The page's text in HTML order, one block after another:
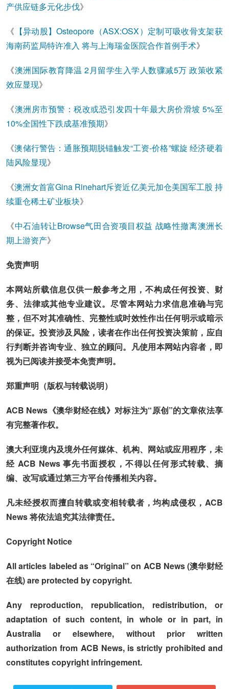
产供应链多元化步伐》
《 【异动股】Osteopore（ASX:OSX）定制可吸收骨支架获
海南药监局特许准入 将与上海瑞金医院合作首例手术》
《澳洲国际教育降温 2月留学生入学人数骤减5万 政策收紧
效应显现》
《澳洲房市预警：税改或恐引发四十年最大房价滑坡 5%至
10%全国性下跌成基准预期》
《澳储行警告：通胀预期脱锚触发“工资-价格”螺旋 经济硬着
陆风险显现》
《澳洲女首富Gina Rinehart斥资近亿美元加仓美国军工股 持
续重仓稀土矿业板块》
《中石油转让Browse气田合资项目权益 战略性撤离澳洲长
期上游资产》
免责声明
本网站所载信息仅供一般参考之用，不构成任何投资、财
务、法律或其他专业建议。尽管本网站力求信息准确与完
整，但不对其准确性、完整性或时效性作出任何明示或暗示
的保证。投资涉及风险，读者在作出任何投资决策前，应自
行判断并咨询专业、独立的顾问。凡使用本网站内容者，即
视为已阅读并接受本免责声明。
郑重声明（版权与转载说明）
ACB News《澳华财经在线》对标注为“原创”的文章依法享
有完整著作权。
澳大利亚境内及境外任何媒体、机构、网站或应用程序，未
经 ACB News 事先书面授权，不得以任何形式转载、摘
编、改写或通过第三方平台传播相关内容。
凡未经授权而擅自转载或变相转载者，均构成侵权，ACB
News 将依法追究其法律责任。
Copyright Notice
All articles labeled as “Original” on ACB News (澳华财经
在线) are protected by copyright.
Any reproduction, republication, redistribution, or
adaptation of such content, in whole or in part, in
Australia or elsewhere, without prior written
authorization from ACB News, is strictly prohibited and
constitutes copyright infringement.